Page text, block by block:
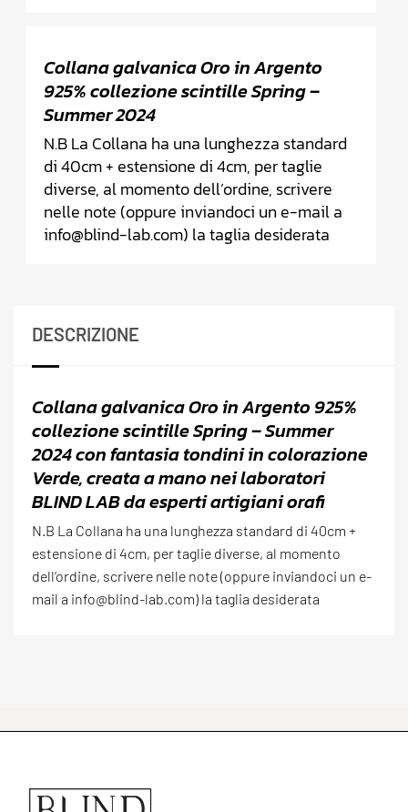
Collana galvanica Oro in Argento
925% collezione scintille Spring –
Summer 2024
N.B La Collana ha una lunghezza standard
di 40cm + estensione di 4cm, per taglie
diverse, al momento dell’ordine, scrivere
nelle note (oppure inviandoci un e-mail a
info@blind-lab.com) la taglia desiderata
DESCRIZIONE
Collana galvanica Oro in Argento 925%
collezione scintille Spring – Summer
2024 con fantasia tondini in colorazione
Verde, creata a mano nei laboratori
BLIND LAB da esperti artigiani orafi
N.B La Collana ha una lunghezza standard di 40cm +
estensione di 4cm, per taglie diverse, al momento
dell’ordine, scrivere nelle note (oppure inviandoci un e-
mail a info@blind-lab.com) la taglia desiderata